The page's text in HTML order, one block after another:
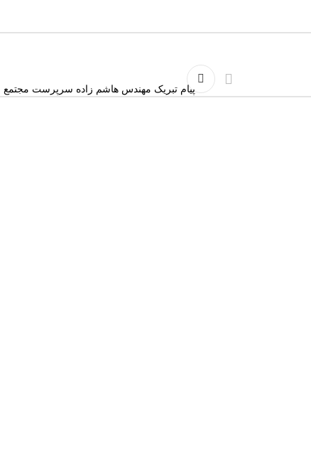
پیام تبریک مهندس هاشم زاده سرپرست مجتمع